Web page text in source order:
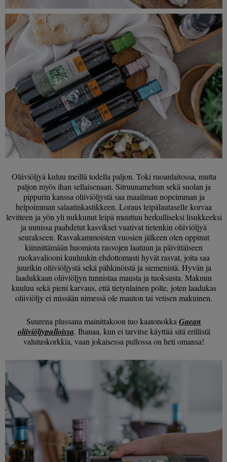
Oliiviöljyä kuluu meillä todella paljon. Toki ruoanlaitossa, mutta
paljon myös ihan sellaisenaan. Sitruunamehun sekä suolan ja
pippurin kanssa oliiviöljystä saa maailman nopeimman ja
helpoimman salaatinkastikkeen. Loraus leipälautaselle korvaa
levitteen ja yön yli nukkunut leipä muuttuu herkulliseksi lisukkeeksi
ja uunissa paahdetut kasvikset vaativat tietenkin oliiviöljyä
seurakseen. Rasvakammoisten vuosien jälkeen olen oppinut
kiinnittämään huomiota rasvojen laatuun ja päivittäiseen
ruokavaliooni kuuluukin ehdottomasti hyvät rasvat, joita saa
juurikin oliiviöljystä sekä pähkinöistä ja siemenistä. Hyvän ja
laadukkaan oliiviöljyn tunnistaa mausta ja tuoksusta. Makuun
kuuluu sekä pieni karvaus, että tietynlainen polte, joten laadukas
oliiviöljy ei missään nimessä ole mauton tai vetisen makuinen.
Suurena plussana mainittakoon tuo kaatonokkaGaean
oliiviöljypulloissa. Ihanaa, kun ei tarvitse käyttää sitä erillistä
valutuskorkkia, vaan jokaisessa pullossa on heti omansa!